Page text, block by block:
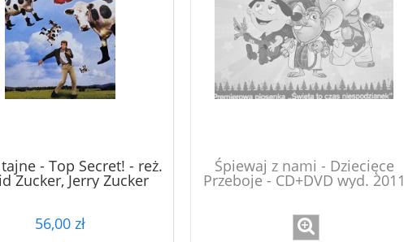
- Top Secret! - reż.
Zucker, Jerry Zucker
1984
56,00 zł
Śpiewaj z nami - Dziecięce
Przeboje - CD+DVD wyd. 2011